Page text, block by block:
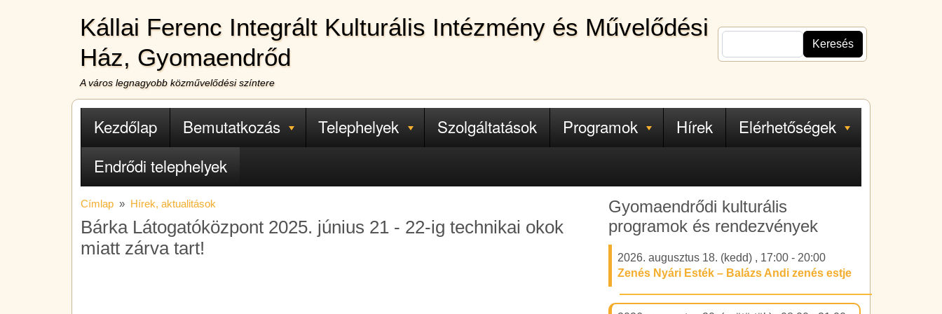
Kállai Ferenc Integrált Kulturális Intézmény és Művelődési
Ház, Gyomaendrőd
A város legnagyobb közművelődési színtere
Fő navigáció
Kezdőlap Bemutatkozás Telephelyek Szolgáltatások Programok Hírek
Elérhetőségek
Endrődi telephelyek
Címlap Hírek, aktualitások
Bárka Látogatóközpont 2025. június 21 - 22-ig technikai okok
miatt zárva tart!
Gyomaendrődi kulturális
programok és rendezvények
2026. augusztus 18. (kedd) , 17:00 - 20:00
Zenés Nyári Esték – Balázs Andi zenés estje